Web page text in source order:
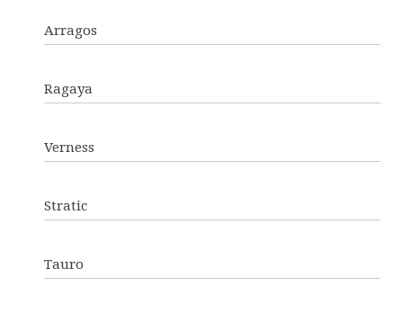
Arragos
Ragaya
Verness
Stratic
Tauro